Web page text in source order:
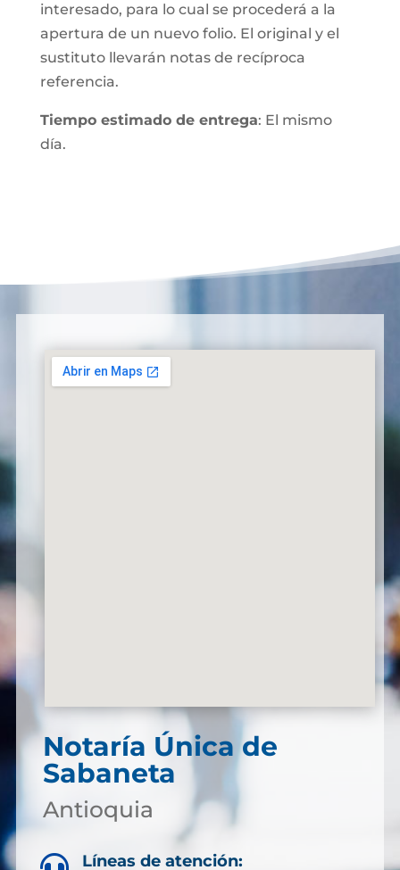
interesado, para lo cual se procederá a la
apertura de un nuevo folio. El original y el
sustituto llevarán notas de recíproca
referencia.
Tiempo estimado de entrega: El mismo
día.
Notaría Única de
Sabaneta
Antioquia
Líneas de atención: